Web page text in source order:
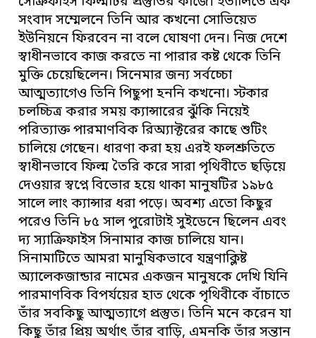
সংবাদ সম্মেলনে তিনি আর কখনো সোভিয়েত
ইউনিয়নে ফিরবেন না বলে ঘোষণা দেন। নিজ দেশে
স্বাধীনভাবে কাজ করতে না পারার কষ্ট থেকে তিনি
মুক্তি চেয়েছিলেন। সিনেমার জন্য সর্বচ্চো
আত্মত্যাগেও তিনি পিছুপা হননি কখনো। স্টকার
চলচ্চিত্র করার সময় ক্যান্সারের ঝুঁকি নিয়েই
পরিত্যাক্ত পারমাণবিক রিঅ্যাক্টরের কাছে শুটিং
চালিয়ে গেছেন। ধারণা করা হয় এরই ফলশ্রুতিতে
স্বাধীনভাবে ফিল্ম তৈরি করে সারা পৃথিবীতে ছড়িয়ে
দেওয়ার স্বপ্নে বিভোর হয়ে থাকা মানুষটির ১৯৮৫
সালে লাং ক্যান্সার ধরা পড়ে। অবশ্য এতো কিছুর
পরেও তিনি ৮৫ সাল পুরোটাই সুইডেনে ছিলেন এবং
দ্য স্যাক্রিফাইস সিনামার কাজ চালিয়ে যান।
সিনামাটিতে আমরা মানুষিকভাবে যন্ত্রণাক্লিষ্ট
অ্যালেকজান্ডার নামের একজন মানুষকে দেখি যিনি
পারমাণবিক বিপর্যয়ের হাত থেকে পৃথিবীকে বাঁচাতে
তাঁর সবকিছু আত্মত্যাগে প্রস্তুত। তিনি মনে করেন যা
কিছু তাঁর প্রিয় অর্থাৎ তাঁর বাড়ি, এমনকি তাঁর সন্তান